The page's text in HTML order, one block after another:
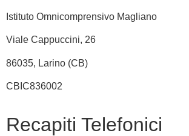
Istituto Omnicomprensivo Magliano
Viale Cappuccini, 26
86035, Larino (CB)
CBIC836002
Recapiti Telefonici